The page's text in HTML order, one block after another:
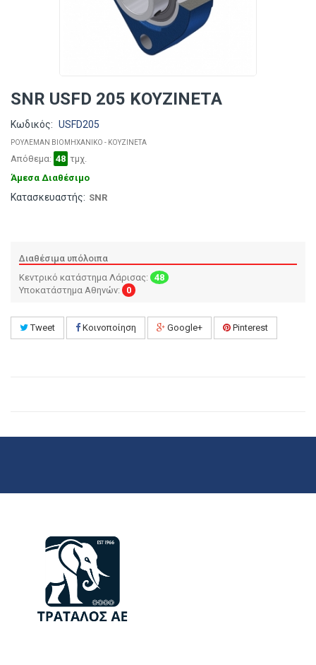
SNR USFD 205 ΚΟΥΖΙΝΕΤΑ
Κωδικός: USFD205
ΡΟΥΛΕΜΑΝ ΒΙΟΜΗΧΑΝΙΚΟ - ΚΟΥΖΙΝΕΤΑ
Απόθεμα: 48 τμχ.
Άμεσα Διαθέσιμο
Κατασκευαστής: SNR
Διαθέσιμα υπόλοιπα
Κεντρικό κατάστημα Λάρισας:
48
Υποκατάστημα Αθηνών:
0
Tweet Κοινοποίηση Google+ Pinterest